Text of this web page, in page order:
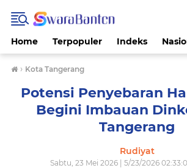
Home Terpopuler Indeks
› Kota Tangerang
Potensi Penyebaran
Begini Imbauan
Tangerang
Rudiyat
Sabtu, 23 Mei 2026 | 5/23/2026